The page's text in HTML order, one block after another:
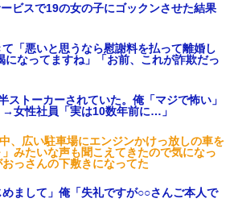
だけど、実は資産家だと知って婚約破棄
れたって本当？私が付き合ってもい
たら家が火事になってて気づくと逃げ場が
て「ﾀﾋんじゃうよ」って泣いてたら…
ら、よく妻が「どこかで音漏れしてな
言っていて…
るくらいの「白粉の匂い」が鼻につくも
い…」ある日、友人奥「素敵なアンティ
）
ビスで19の女の子にゴックンさせた結果
「悪いと思うなら慰謝料を払って離婚し
なってますね」「お前、これが詐欺だっ
ストーカーされていた。俺「マジで怖い」
女性社員「実は10数年前に…」
、広い駐車場にエンジンかけっ放しの車を
みたいな声も聞こえてきたので気になっ
っさんの下敷きになってた
まして」俺「失礼ですが○○さんご本人で